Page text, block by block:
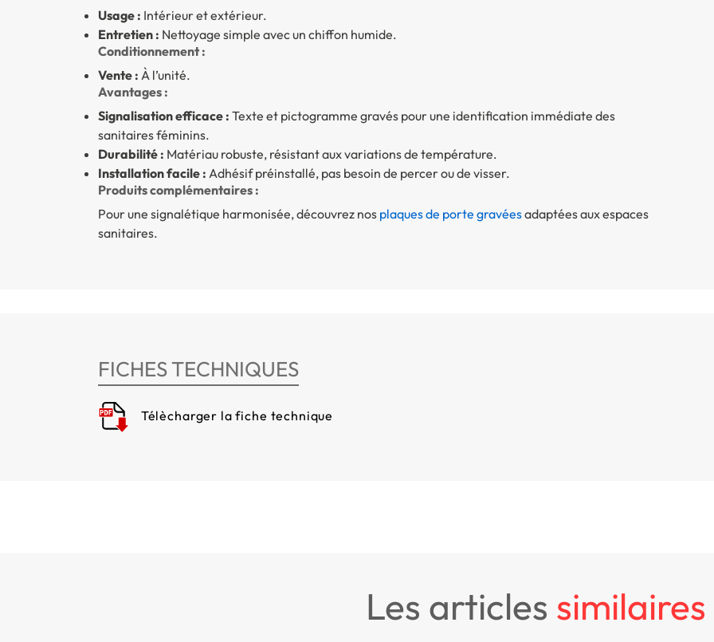
Usage : Intérieur et extérieur.
Entretien : Nettoyage simple avec un chiffon humide.
Conditionnement :
Vente : À l’unité.
Avantages :
Signalisation efficace : Texte et pictogramme gravés pour une identification immédiate des
sanitaires féminins.
Durabilité : Matériau robuste, résistant aux variations de température.
Installation facile : Adhésif préinstallé, pas besoin de percer ou de visser.
Produits complémentaires :
Pour une signalétique harmonisée, découvrez nos plaques de porte gravéesadaptées aux espaces
sanitaires.
FICHES TECHNIQUES
Télècharger la fiche technique
les articles similaires